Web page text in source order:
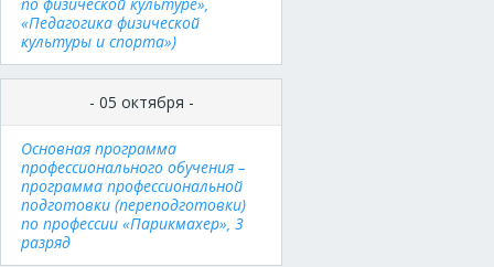
«Педагогика физической
культуры и спорта»)
- 05 октября -
Основная программа
профессионального обучения –
программа профессиональной
подготовки (переподготовки)
по профессии «Парикмахер», 3
разряд